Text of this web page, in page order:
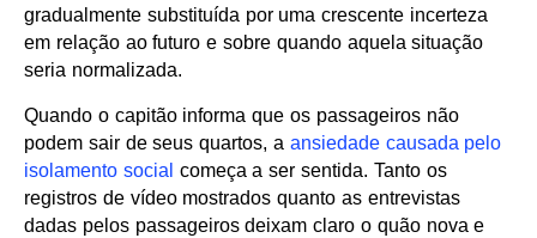
gradualmente substituída por uma crescente incerteza
em relação ao futuro e sobre quando aquela situação
seria normalizada.
Quando o capitão informa que os passageiros não
podem sair de seus quartos, a ansiedade causada pelo
isolamento social começa a ser sentida. Tanto os
registros de vídeo mostrados quanto as entrevistas
dadas pelos passageiros deixam claro o quão nova e